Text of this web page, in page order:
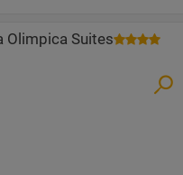
Olimpica Suites